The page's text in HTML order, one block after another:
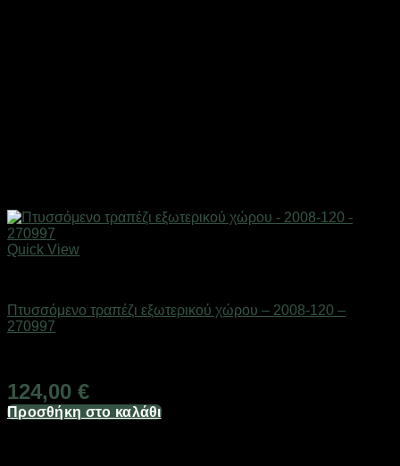
Quick View
Πτυσσόμενο τραπέζι εξωτερικού χώρου – 2008-120 –
270997
124,00 €
Προσθήκη στο καλάθι